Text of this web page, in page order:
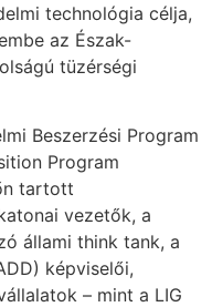
technológia célja,
az Észak-
tüzérségi
Beszerzési Program
Program
tartott
vezetők, a
állami think tank, a
képviselői,
– mint a LIG